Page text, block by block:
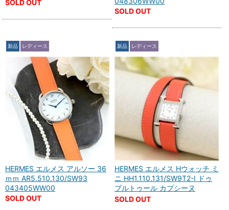
SOLD OUT
SOLD OUT
新品 レディース
HERMES エルメス アルソー 36
ｍｍ AR5.510.130/SW93
043405WW00
SOLD OUT
新品 レディース
HERMES エルメス Hウォッチ ミ
ニ HH1.110.131/SW9T2-I ドゥ
ブルトゥール カプシーヌ
SOLD OUT